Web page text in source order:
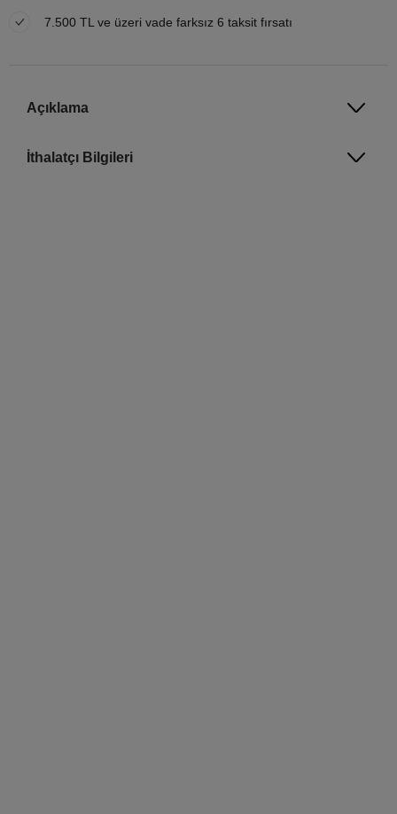
7.500 TL ve üzeri vade farksız 6 taksit fırsatı
Açıklama
İthalatçı Bilgileri